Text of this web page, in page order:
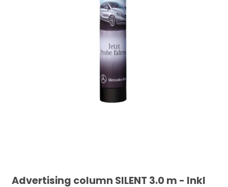
Advertising column SILENT 3.0 m - Inkl